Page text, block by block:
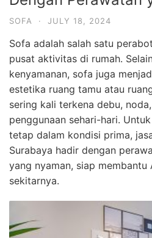
SOFA · JULY 18, 2024
Sofa adalah salah satu
pusat aktivitas di rumah.
kenyamanan, sofa juga
estetika ruang tamu atau
sering kali terkena debu,
penggunaan sehari-hari.
tetap dalam kondisi prima,
Surabaya hadir dengan
yang nyaman, siap membantu
sekitarnya.